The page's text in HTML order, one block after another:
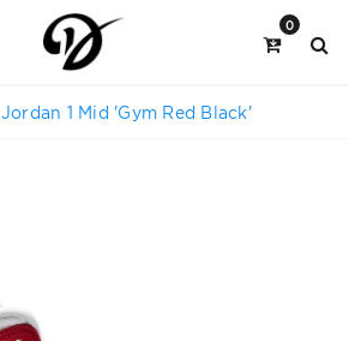
0
Jordan 1 Mid 'Gym Red Black'